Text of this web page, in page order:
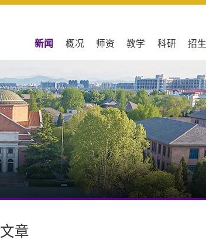
新闻 概况 师资 教学 科研 招生
章